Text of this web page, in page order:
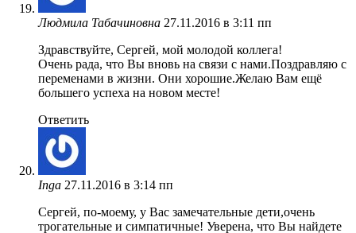
Людмила Табачиновна 27.11.2016 в 3:11 пп
Здравствуйте, Сергей, мой молодой коллега!
Очень рада, что Вы вновь на связи с нами.Поздравляю с
переменами в жизни. Они хорошие.Желаю Вам ещё
большего успеха на новом месте!
Ответить
Inga 27.11.2016 в 3:14 пп
Сергей, по-моему, у Вас замечательные дети,очень
трогательные и симпатичные! Уверена, что Вы найдете